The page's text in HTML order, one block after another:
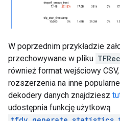
W poprzednim przykładzie
przechowywane w pliku
również format wejściowy
rozszerzenia na inne
dekodery danych znajdziesz
udostępnia funkcję użytkową